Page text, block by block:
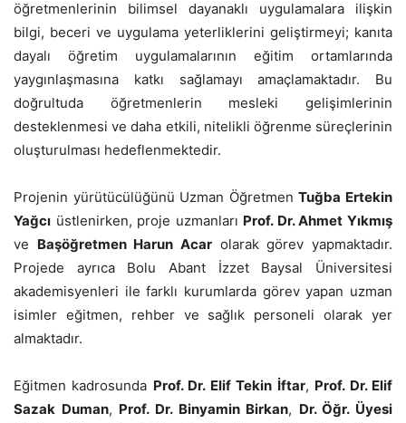
öğretmenlerinin bilimsel dayanaklı uygulamalara ilişkin
bilgi, beceri ve uygulama yeterliklerini geliştirmeyi; kanıta
dayalı öğretim uygulamalarının eğitim ortamlarında
yaygınlaşmasına katkı sağlamayı amaçlamaktadır. Bu
doğrultuda öğretmenlerin mesleki gelişimlerinin
desteklenmesi ve daha etkili, nitelikli öğrenme süreçlerinin
oluşturulması hedeflenmektedir.
Projenin yürütücülüğünü Uzman ÖğretmenTuğba Ertekin
Yağcı üstlenirken, proje uzmanları Prof. Dr. Ahmet Yıkmış
ve Başöğretmen Harun Acar olarak görev yapmaktadır.
Projede ayrıca Bolu Abant İzzet Baysal Üniversitesi
akademisyenleri ile farklı kurumlarda görev yapan uzman
isimler eğitmen, rehber ve sağlık personeli olarak yer
almaktadır.
Eğitmen kadrosunda Prof. Dr. Elif Tekin İftar, Prof. Dr. Elif
Sazak Duman, Prof. Dr. Binyamin Birkan, Dr. Öğr. Üyesi